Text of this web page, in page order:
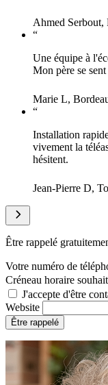
Ahmed Serbout,
“
Une équipe à
Mon père se
Marie L,
“
Installation
vivement la
hésitent.
Jean-Pierre D,
Être rappelé
Votre numéro de
Créneau horaire
J'accepte d'être
Website
Être rappelé